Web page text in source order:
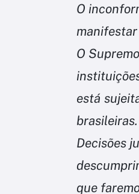
O
O
está
brasileiras.
Decisões
que